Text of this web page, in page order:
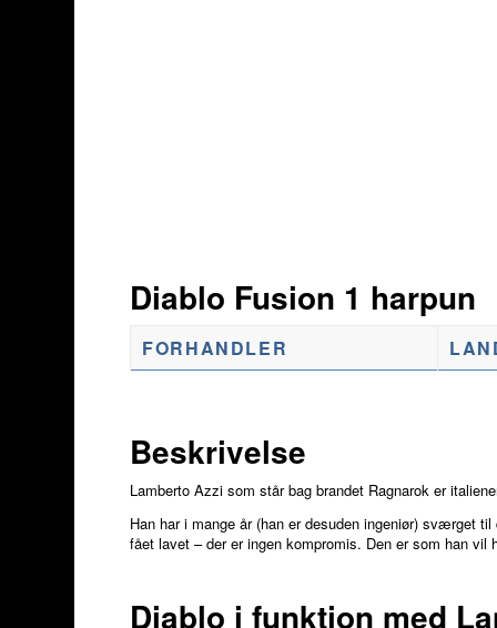
Diablo Fusion 1 harpun
FORHANDLER
Beskrivelse
Lamberto Azzi som står bag brandet Ragnarok er
Han har i mange år (han er desuden ingeniør) sværget
fået lavet – der er ingen kompromis. Den er som han vil
Diablo i funktion med